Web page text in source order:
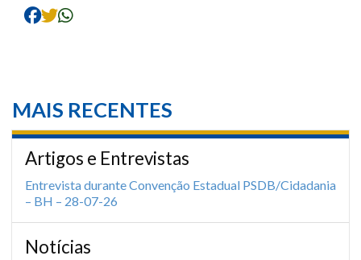
MAIS RECENTES
Artigos e Entrevistas
Entrevista durante Convenção Estadual PSDB/Cidadania
– BH – 28-07-26
Notícias